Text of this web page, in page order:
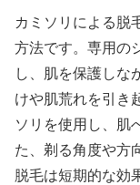
カミソリによる脱
方法です。専用の
し、肌を保護しな
けや肌荒れを引き
ソリを使用し、肌
た、剃る角度や方
脱毛は短期的な効